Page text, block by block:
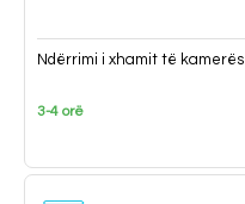
Ndërrimi i xhamit të kamerës
3-4 orë